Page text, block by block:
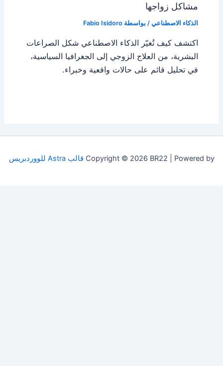
مشاكل زواجها
الذكاء الاصطناعي/ بواسطة Fabio Isidoro
اكتشف كيف تُغيّر الذكاء الاصطناعي شكل الصراعات
البشرية، من العلاج الزوجي إلى الجغرافيا السياسية،
في تحليل قائم على حالات واقعية وخبراء.
Copyright © 2026 BR22 | Powered by قالب Astra للووردبريس